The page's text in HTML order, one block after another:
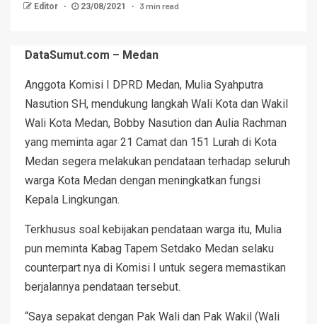
Editor 23/08/2021 3 min read
DataSumut.com – Medan
Anggota Komisi I DPRD Medan, Mulia Syahputra
Nasution SH, mendukung langkah Wali Kota dan Wakil
Wali Kota Medan, Bobby Nasution dan Aulia Rachman
yang meminta agar 21 Camat dan 151 Lurah di Kota
Medan segera melakukan pendataan terhadap seluruh
warga Kota Medan dengan meningkatkan fungsi
Kepala Lingkungan.
Terkhusus soal kebijakan pendataan warga itu, Mulia
pun meminta Kabag Tapem Setdako Medan selaku
counterpart nya di Komisi I untuk segera memastikan
berjalannya pendataan tersebut.
“Saya sepakat dengan Pak Wali dan Pak Wakil (Wali